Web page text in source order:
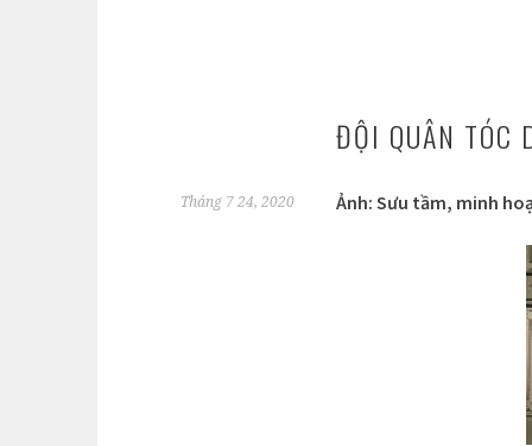
ĐỘI QUÂN TÓC
Tháng 7 24, 2020 Ảnh: Sưu tầm, minh